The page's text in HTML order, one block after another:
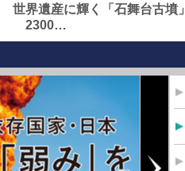
世界遺産に輝く「石舞台古墳」
2300…